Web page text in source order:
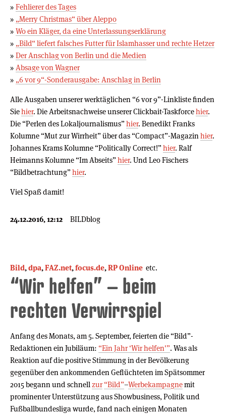
» Fehlierer des Tages
» „Merry Christmas“ über Aleppo
» Wo ein Kläger, da eine Unterlassungserklärung
» „Bild“ liefert falsches Futter für Islamhasser und rechte Hetzer
» Der Anschlag von Berlin und die Medien
» Absage von Wagner
» „6 vor 9“-Sonderausgabe: Anschlag in Berlin
Alle Ausgaben unserer werktäglichen “6 vor 9”-Linkliste finden
Siehier. Die Arbeitsnachweise unserer Clickbait-Taskforcehier.
Die “Perlen des Lokaljournalismus”hier. Benedikt Franks
Kolumne “Mut zur Wirrheit” über das “Compact”-Magazin hier.
Johannes Krams Kolumne “Politically Correct!”hier. Ralf
Heimanns Kolumne “Im Abseits”hier. Und Leo Fischers
“Bildbetrachtung”hier.
Viel Spaß damit!
24.12.2016, 12:12 BILDblog
Bild,dpa,FAZ.net,focus.de,RP Online etc.
“Wir helfen” – beim
rechten Verwirrspiel
Anfang des Monats, am 5. September, feierten die “Bild”-
Redaktionen ein Jubiläum: “Ein Jahr ‘Wir helfen'”. Was als
Reaktion auf die positive Stimmung in der Bevölkerung
gegenüber den ankommenden Geflüchteten im Spätsommer
2015 begann und schnell zur “Bild”–Werbekampagnemit
prominenter Unterstützung aus Showbusiness, Politik und
Fußballbundesliga wurde, fand nach einigen Monaten